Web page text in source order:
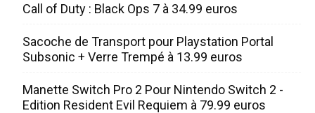
Call of Duty : Black Ops 7 à 34.99 euros
Sacoche de Transport pour Playstation Portal
Subsonic + Verre Trempé à 13.99 euros
Manette Switch Pro 2 Pour Nintendo Switch 2 -
Edition Resident Evil Requiem à 79.99 euros